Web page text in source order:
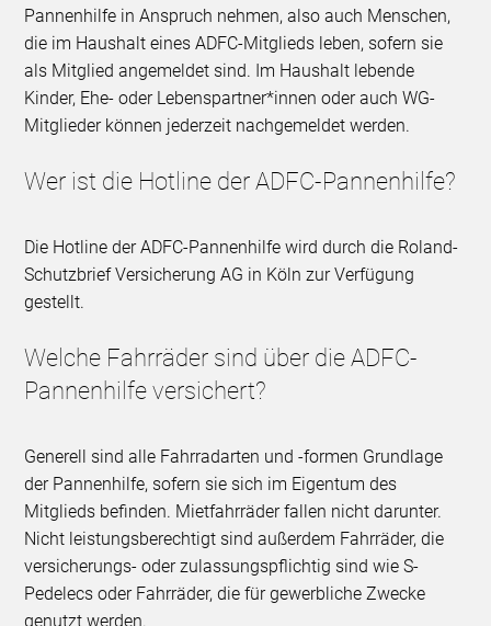
Pannenhilfe in Anspruch nehmen, also auch Menschen,
die im Haushalt eines ADFC-Mitglieds leben, sofern sie
als Mitglied angemeldet sind. Im Haushalt lebende
Kinder, Ehe- oder Lebenspartner*innen oder auch WG-
Mitglieder können jederzeit nachgemeldet werden.
Wer ist die Hotline der ADFC-Pannenhilfe?
Die Hotline der ADFC-Pannenhilfe wird durch die Roland-
Schutzbrief Versicherung AG in Köln zur Verfügung
gestellt.
Welche Fahrräder sind über die ADFC-
Pannenhilfe versichert?
Generell sind alle Fahrradarten und -formen Grundlage
der Pannenhilfe, sofern sie sich im Eigentum des
Mitglieds befinden. Mietfahrräder fallen nicht darunter.
Nicht leistungsberechtigt sind außerdem Fahrräder, die
versicherungs- oder zulassungspflichtig sind wie S-
Pedelecs oder Fahrräder, die für gewerbliche Zwecke
genutzt werden.